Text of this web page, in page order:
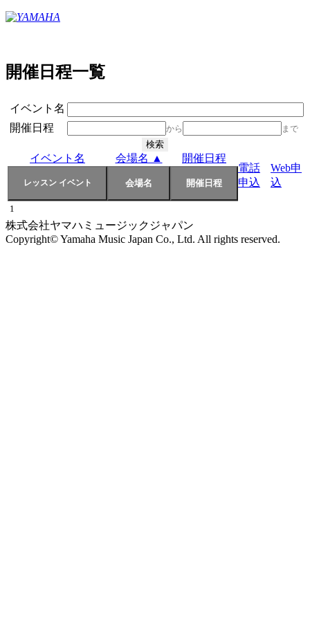
開催日程一覧
イベント名
開催日程
から まで
イベント名 会場名 ▲
開催日程
電話
申込
Web申
込
1
株式会社ヤマハミュージックジャパン
Copyright© Yamaha Music Japan Co., Ltd. All rights reserved.